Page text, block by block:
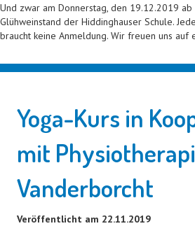
Und zwar am Donnerstag, den 19.12.2019 ab
Glühweinstand der Hiddinghauser Schule.
braucht keine Anmeldung. Wir freuen uns auf
Yoga-Kurs in
mit
Vanderborcht
Veröffentlicht am 22.11.2019